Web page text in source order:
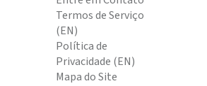
Termos de Serviço
(EN)
Política de
Privacidade (EN)
Mapa do Site